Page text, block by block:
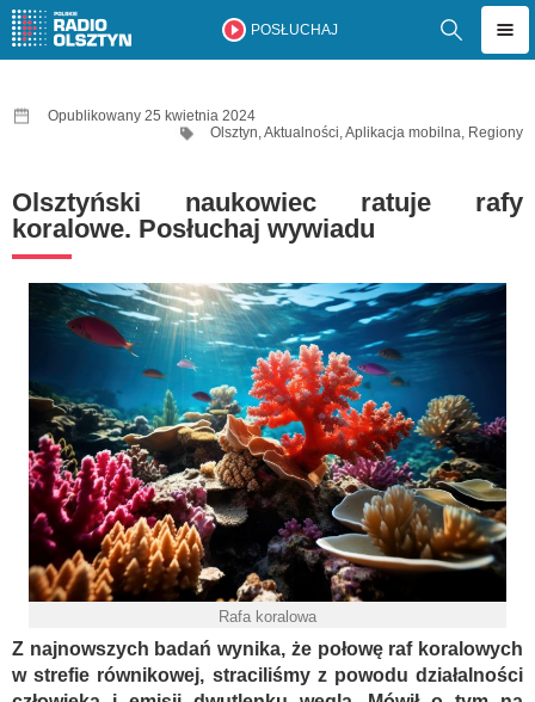
POSŁUCHAJ
Opublikowany 25 kwietnia 2024
Olsztyn,Aktualności,Aplikacja mobilna, Regiony
Olsztyński naukowiec ratuje rafy
koralowe. Posłuchaj wywiadu
Rafa koralowa
Z najnowszych badań wynika, że połowę raf koralowych
w strefie równikowej, straciliśmy z powodu działalności